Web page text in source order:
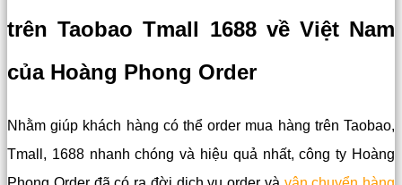
trên Taobao Tmall 1688 về Việt Nam
của Hoàng Phong Order
Nhằm giúp khách hàng có thể order mua hàng trên Taobao,
Tmall, 1688 nhanh chóng và hiệu quả nhất, công ty Hoàng